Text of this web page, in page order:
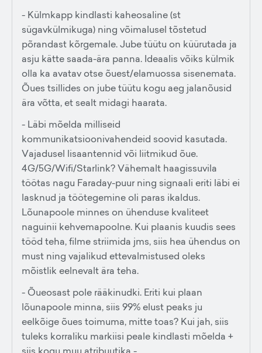
- Külmkapp kindlasti kaheosaline (st
sügavkülmikuga) ning võimalusel tõstetud
põrandast kõrgemale. Jube tüütu on küürutada ja
asju kätte saada-ära panna. Ideaalis võiks külmik
olla ka avatav otse õuest/elamuossa sisenemata.
Õues tsillides on jube tüütu kogu aeg jalanõusid
ära võtta, et sealt midagi haarata.
- Läbi mõelda milliseid
kommunikatsioonivahendeid soovid kasutada.
Vajadusel lisaantennid või liitmikud õue.
4G/5G/Wifi/Starlink? Vähemalt haagissuvila
töötas nagu Faraday-puur ning signaali eriti läbi ei
lasknud ja töötegemine oli paras ikaldus.
Lõunapoole minnes on ühenduse kvaliteet
naguinii kehvemapoolne. Kui plaanis kuudis sees
tööd teha, filme striimida jms, siis hea ühendus on
must ning vajalikud ettevalmistused oleks
mõistlik eelnevalt ära teha.
- Õueosast pole rääkinudki. Eriti kui plaan
lõunapoole minna, siis 99% elust peaks ju
eelkõige õues toimuma, mitte toas? Kui jah, siis
tuleks korraliku markiisi peale kindlasti mõelda +